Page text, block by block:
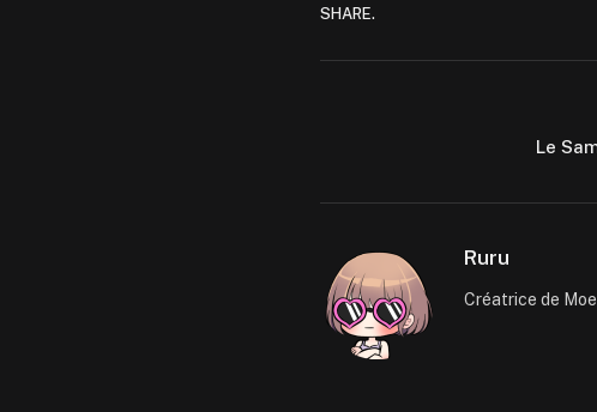
SHARE.
Le
Ruru
Créatrice de